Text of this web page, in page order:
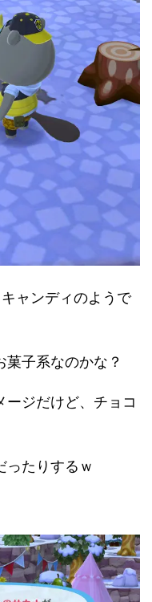
ャンディのようで
子系なのかな？
ージだけど、チョコ
ったりするｗ